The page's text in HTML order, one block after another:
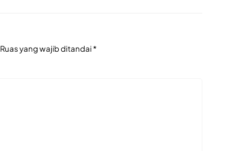
Ruas yang wajib ditandai*